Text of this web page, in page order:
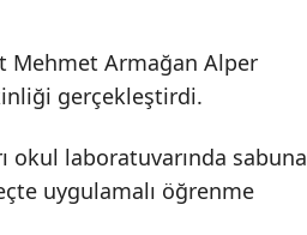
Mehmet Armağan Alper
gerçekleştirdi.
okul laboratuvarında sabuna
uygulamalı öğrenme